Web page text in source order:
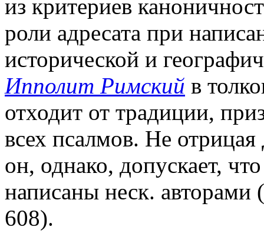
из критериев
роли адресата при
исторической и
Ипполит Римский в
отходит от традиции,
всех псалмов. Не
он, однако, допускает,
написаны неск. авторами (
608).